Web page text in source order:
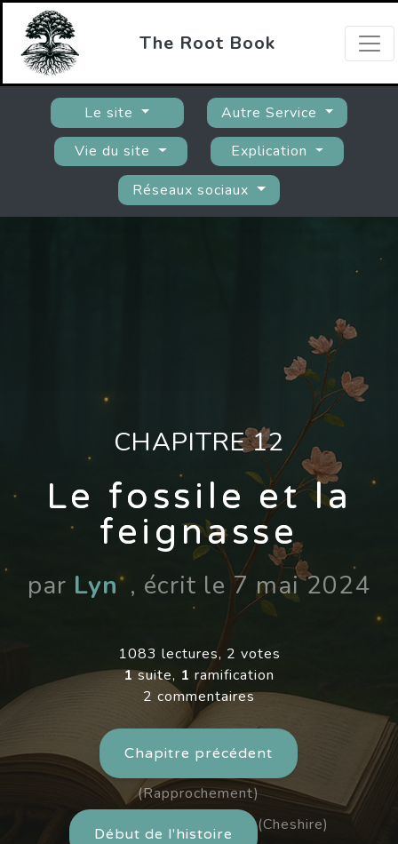
The Root Book
Le site
Autre Service
Vie du site
Explication
Réseaux sociaux
CHAPITRE 12
Le fossile et la
feignasse
par Lyn , écrit le 7 mai 2024
1083 lectures, 2 votes
1suite, 1 ramification
2 commentaires
Chapitre précédent
(Rapprochement)
Début de l'histoire (Cheshire)